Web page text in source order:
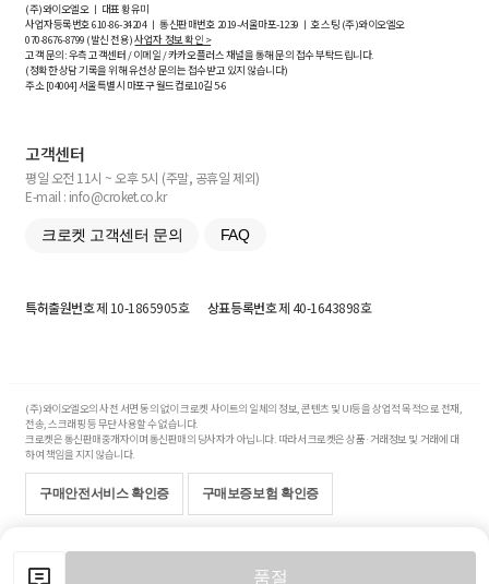
품절
(주)와이오엘오 ㅣ 대표 황유미
사업자등록번호610-86-34204ㅣ 통신판매번호 2019-서울마포-1239 ㅣ 호스팅 (주)와이오엘오
070-8676-8799 (발신 전용)사업자 정보 확인 >
고객 문의: 우측 고객센터 / 이메일 / 카카오플러스 채널을 통해 문의 접수 부탁드립니다.
(정확한 상담 기록을 위해 유선상 문의는 접수받고 있지 않습니다)
주소 [04004] 서울특별시 마포구 월드컵로10길5-6
고객센터
평일 오전 11시 ~ 오후 5시 (주말, 공휴일 제외)
E-mail : info@croket.co.kr
크로켓 고객센터 문의 FAQ
특허출원번호제 10-1865905호 상표등록번호제 40-1643898호
(주)와이오엘오의 사전 서면 동의 없이 크로켓 사이트의 일체의 정보, 콘텐츠 및 UI등을 상업적 목적으로 전재,
전송, 스크래핑 등 무단 사용할 수 없습니다.
크로켓은 통신판매중개자이며 통신판매의 당사자가 아닙니다. 따라서 크로켓은 상품·거래정보 및 거래에 대
하여 책임을 지지 않습니다.
구매안전서비스 확인증 구매보증보험 확인증